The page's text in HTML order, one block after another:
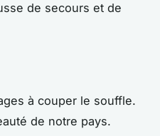
de secours et de
à couper le souffle.
de notre pays.